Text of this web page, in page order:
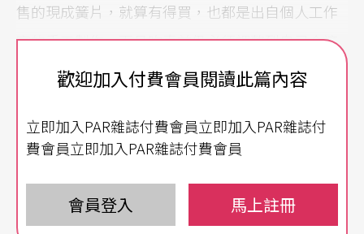
售的現成簧片，就算有得買，也都是出自個人工作
室的手工製作，而且吹奏前仍必須調整到自己合適
的狀態。因此學樂器，自然脫離不了學習製作簧片
箝子、鑽子、銅線等都得用上。雙簧中間還需要放
上一塊舌片，以防割到另一面。刀子一定要鋒利，
這樣很薄的地方也能修得精細，刀子太鈍很容易把
簧片削破。用來削簧片的刀，屬於飛航列管的違禁
歡迎加入付費會員閱讀此篇內容
立即加入PAR雜誌付費會員立即加入PAR雜誌付
費會員立即加入PAR雜誌付費會員
會員登入 馬上註冊